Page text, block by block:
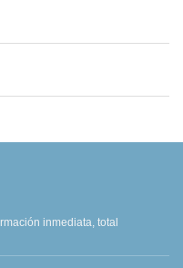
inmediata, total